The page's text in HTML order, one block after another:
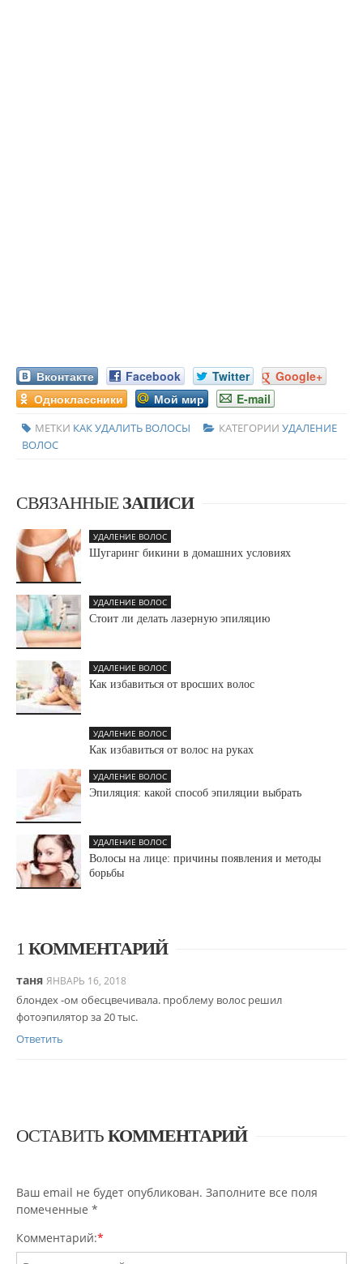
Вконтакте Facebook Twitter
Google+
Одноклассники
Мой мир E-mail
МЕТКИ КАК УДАЛИТЬ ВОЛОСЫ КАТЕГОРИИ УДАЛЕНИЕ
ВОЛОС
СВЯЗАННЫЕ ЗАПИСИ
УДАЛЕНИЕ ВОЛОС
Шугаринг бикини в домашних условиях
УДАЛЕНИЕ ВОЛОС
Стоит ли делать лазерную эпиляцию
УДАЛЕНИЕ ВОЛОС
Как избавиться от вросших волос
УДАЛЕНИЕ ВОЛОС
Как избавиться от волос на руках
УДАЛЕНИЕ ВОЛОС
Эпиляция: какой способ эпиляции выбрать
УДАЛЕНИЕ ВОЛОС
Волосы на лице: причины появления и методы
борьбы
1 КОММЕНТАРИЙ
таня ЯНВАРЬ 16, 2018
блондех -ом обесцвечивала. проблему волос решил
фотоэпилятор за 20 тыс.
Ответить
ОСТАВИТЬ КОММЕНТАРИЙ
Ваш email не будет опубликован. Заполните все поля
помеченные *
Комментарий:*